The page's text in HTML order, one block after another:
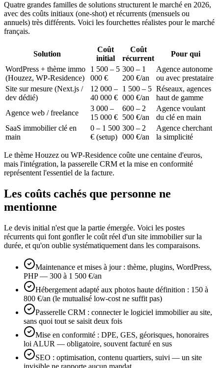
Quatre grandes familles de solutions structurent le marché en 2026,
avec des coûts initiaux (one-shot) et récurrents (mensuels ou
annuels) très différents. Voici les fourchettes réalistes pour le marché
français.
Solution
Coût
initial
Coût
récurrent
Pour qui
WordPress + thème immo
(Houzez, WP-Residence)
1 500 – 5
000 €
300 – 1
200 €/an
Agence autonome
ou avec prestataire
Site sur mesure (Next.js /
dev dédié)
12 000 –
40 000 €
1 500 – 5
000 €/an
Réseaux, agences
haut de gamme
Agence web / freelance
3 000 –
15 000 €
600 – 2
500 €/an
Agence voulant
du clé en main
SaaS immobilier clé en
main
0 – 1 500
€ (setup)
300 – 2
000 €/an
Agence cherchant
la simplicité
Le thème Houzez ou WP-Residence coûte une centaine d'euros,
mais l'intégration, la passerelle CRM et la mise en conformité
représentent l'essentiel de la facture.
Les coûts cachés que personne ne
mentionne
Le devis initial n'est que la partie émergée. Voici les postes
récurrents qui font gonfler le coût réel d'un site immobilier sur la
durée, et qu'on oublie systématiquement dans les comparaisons.
Maintenance et mises à jour : thème, plugins, WordPress,
PHP — 300 à 1 500 €/an
Hébergement adapté aux photos haute définition : 150 à
800 €/an (le mutualisé low-cost ne suffit pas)
Passerelle CRM : connecter le logiciel immobilier au site,
sans quoi tout se saisit deux fois
Mise en conformité : DPE, GES, géorisques, honoraires
loi ALUR — obligatoire, souvent facturé en sus
SEO : optimisation, contenu quartiers, suivi — un site